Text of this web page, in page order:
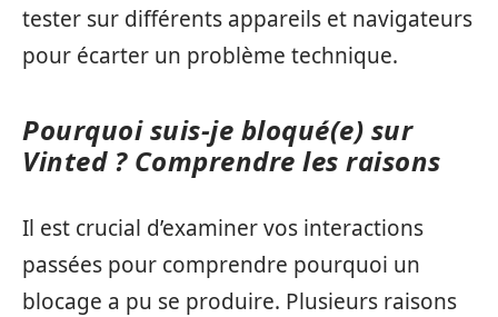
tester sur différents appareils et navigateurs
pour écarter un problème technique.
Pourquoi suis-je bloqué(e) sur
Vinted ? Comprendre les raisons
Il est crucial d’examiner vos interactions
passées pour comprendre pourquoi un
blocage a pu se produire. Plusieurs raisons